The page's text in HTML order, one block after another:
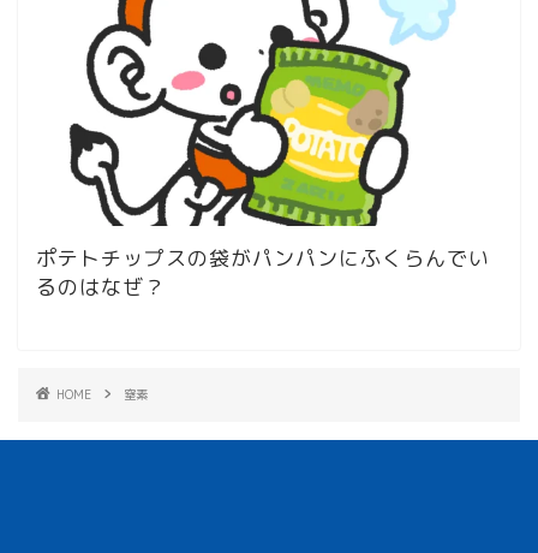
ポテトチップスの袋がパンパンにふくらんでい
るのはなぜ？
HOME 窒素